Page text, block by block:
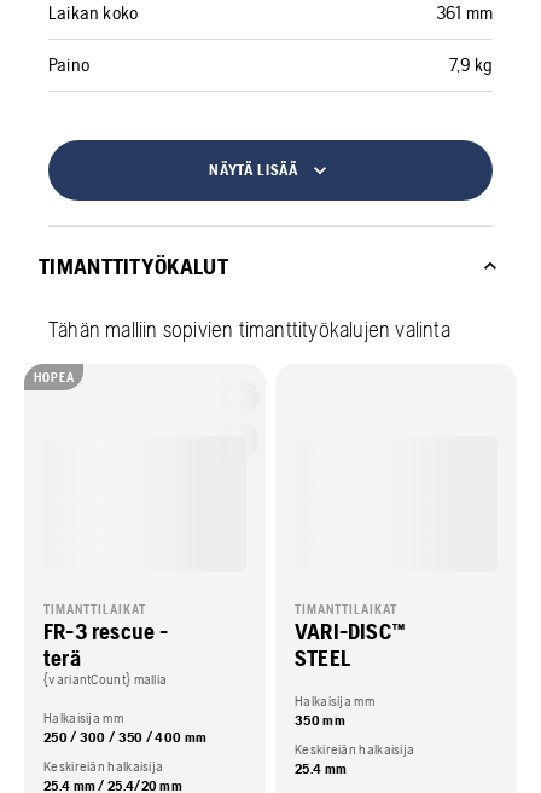
Laikan koko 361 mm
Paino 7,9 kg
NÄYTÄ LISÄÄ
TIMANTTITYÖKALUT
Tähän malliin sopivien timanttityökalujen valinta
HOPEA
TIMANTTILAIKAT
FR-3 rescue -
terä
{variantCount} mallia
Halkaisija mm
250 / 300 / 350 / 400 mm
Keskireiän halkaisija
25.4 mm / 25.4/20 mm
TIMANTTILAIKAT
VARI-DISC™
STEEL
Halkaisija mm
350 mm
Keskireiän halkaisija
25.4 mm